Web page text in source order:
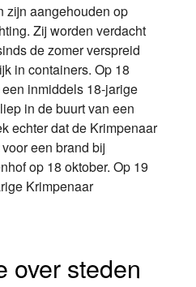
zijn aangehouden op
Zij worden verdacht
de zomer verspreid
in containers. Op 18
inmiddels 18-jarige
in de buurt van een
echter dat de Krimpenaar
een brand bij
op 18 oktober. Op 19
Krimpenaar
over steden